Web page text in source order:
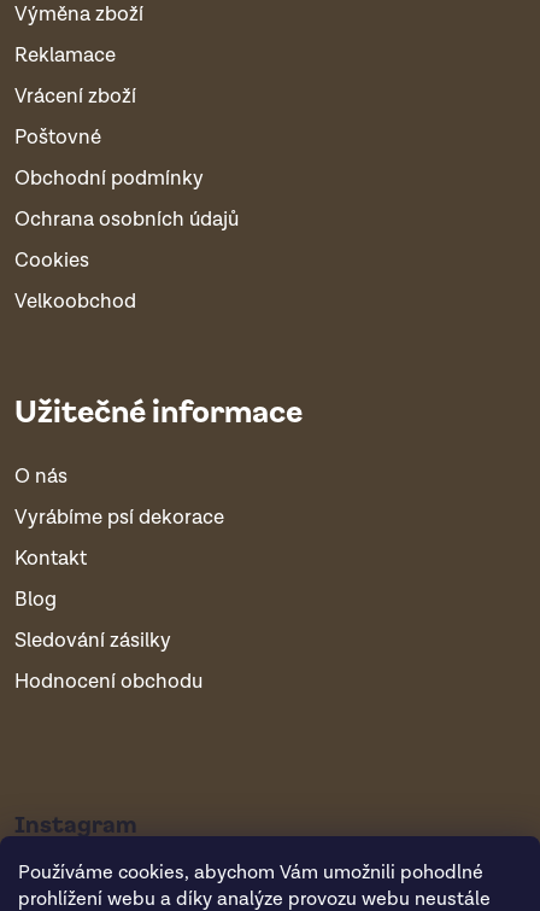
Používáme cookies, abychom Vám umožnili pohodlné
prohlížení webu a díky analýze provozu webu neustále
Výměna zboží
Reklamace
Vrácení zboží
Poštovné
Obchodní podmínky
Ochrana osobních údajů
Cookies
Velkoobchod
Užitečné informace
O nás
Vyrábíme psí dekorace
Kontakt
Blog
Sledování zásilky
Hodnocení obchodu
Instagram